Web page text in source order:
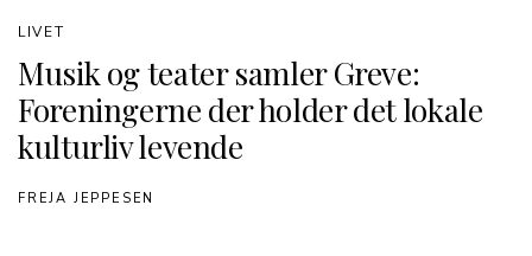
Musik og teater samler Greve:
Foreningerne der holder det lokale
kulturliv levende
LIVET
FREJA JEPPESEN